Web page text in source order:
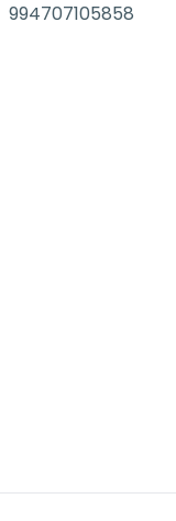
994707105858